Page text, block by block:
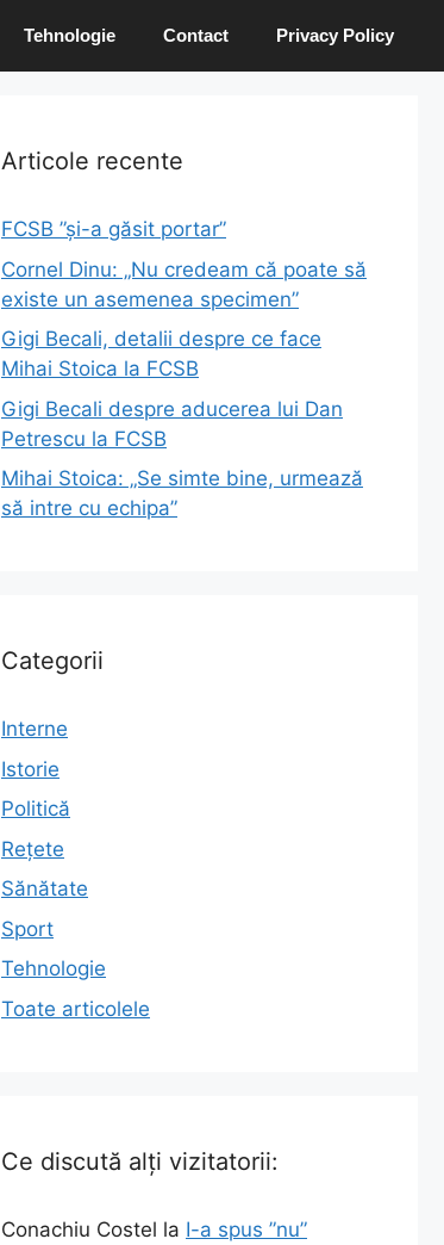
Tehnologie Contact Privacy Policy
Articole recente
FCSB ”și-a găsit portar”
Cornel Dinu: „Nu credeam că poate să
existe un asemenea specimen”
Gigi Becali, detalii despre ce face
Mihai Stoica la FCSB
Gigi Becali despre aducerea lui Dan
Petrescu la FCSB
Mihai Stoica: „Se simte bine, urmează
să intre cu echipa”
Categorii
Interne
Istorie
Politică
Rețete
Sănătate
Sport
Tehnologie
Toate articolele
Ce discută alți vizitatorii:
Conachiu Costel la I-a spus ”nu”